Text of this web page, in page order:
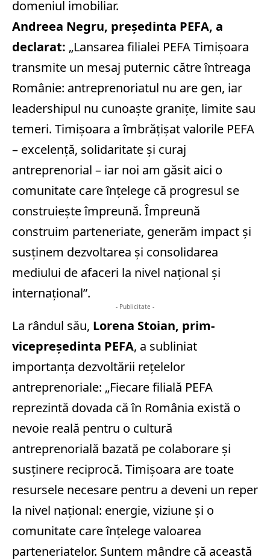
domeniul imobiliar.
Andreea Negru, președinta PEFA, a
declarat: „Lansarea filialei PEFA Timișoara
transmite un mesaj puternic către întreaga
Românie: antreprenoriatul nu are gen, iar
leadershipul nu cunoaște granițe, limite sau
temeri. Timișoara a îmbrățișat valorile PEFA
– excelență, solidaritate și curaj
antreprenorial – iar noi am găsit aici o
comunitate care înțelege că progresul se
construiește împreună. Împreună
construim parteneriate, generăm impact și
susținem dezvoltarea și consolidarea
mediului de afaceri la nivel național și
internațional”.
- Publicitate -
La rândul său, Lorena Stoian, prim-
vicepreședinta PEFA, a subliniat
importanța dezvoltării rețelelor
antreprenoriale: „Fiecare filială PEFA
reprezintă dovada că în România există o
nevoie reală pentru o cultură
antreprenorială bazată pe colaborare și
susținere reciprocă. Timișoara are toate
resursele necesare pentru a deveni un reper
la nivel național: energie, viziune și o
comunitate care înțelege valoarea
parteneriatelor. Suntem mândre că această